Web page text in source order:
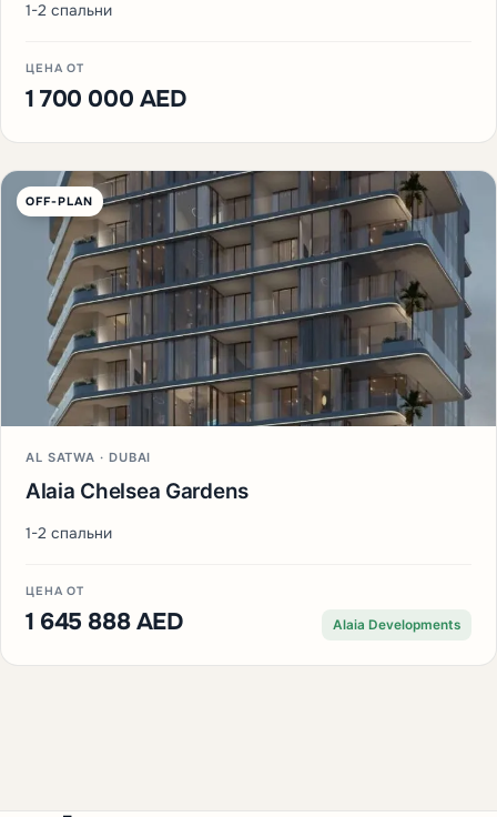
1-2 спальни
ЦЕНА ОТ
1 700 000 AED
OFF-PLAN
AL SATWA · DUBAI
Alaia Chelsea Gardens
1-2 спальни
ЦЕНА ОТ
1 645 888 AED Alaia Developments